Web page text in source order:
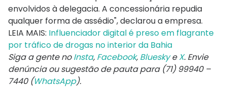
envolvidos à delegacia. A concessionária repudia
qualquer forma de assédio", declarou a empresa.
LEIA MAIS: Influenciador digital é preso em flagrante
por tráfico de drogas no interior da Bahia
Siga a gente noInsta, Facebook, BlueskyeX. Envie
denúncia ou sugestão de pauta para (71) 99940 –
7440 (WhatsApp).